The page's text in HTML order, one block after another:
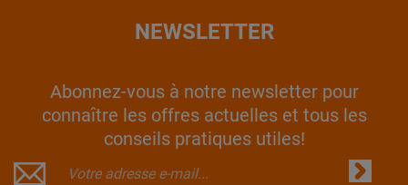
NEWSLETTER
Abonnez-vous à notre newsletter pour
connaître les offres actuelles et tous les
conseils pratiques utiles!